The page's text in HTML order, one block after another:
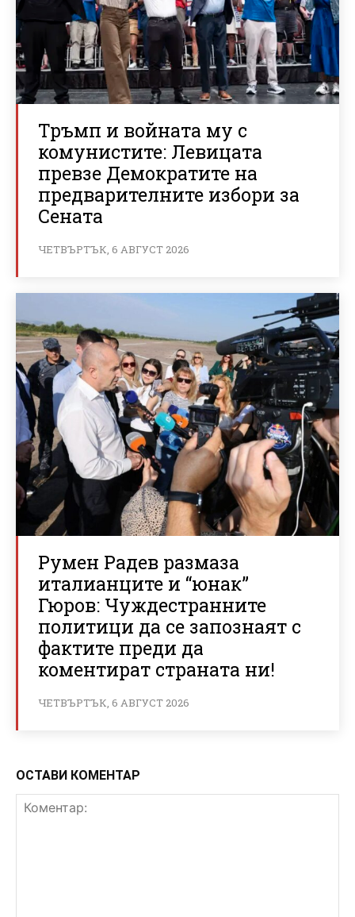
Тръмп и войната му с
комунистите: Левицата
превзе Демократите на
предварителните избори за
Сената
ЧЕТВЪРТЪК, 6 АВГУСТ 2026
Румен Радев размаза
италианците и “юнак”
Гюров: Чуждестранните
политици да се запознаят с
фактите преди да
коментират страната ни!
ЧЕТВЪРТЪК, 6 АВГУСТ 2026
ОСТАВИ КОМЕНТАР